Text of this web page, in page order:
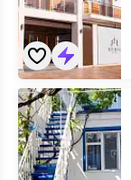
«Зелёный
островок»
частный
сектор
на
карте